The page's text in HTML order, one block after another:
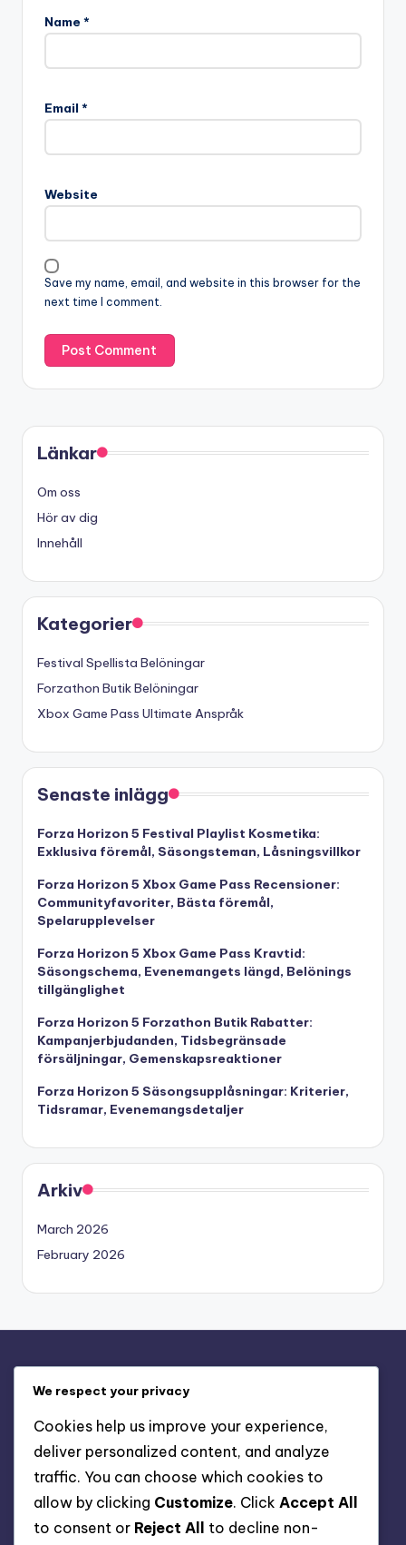
Name *
Email *
Website
Save my name, email, and website in this browser for the
next time I comment.
Länkar
Om oss
Hör av dig
Innehåll
Kategorier
Festival Spellista Belöningar
Forzathon Butik Belöningar
Xbox Game Pass Ultimate Anspråk
Senaste inlägg
Forza Horizon 5 Festival Playlist Kosmetika:
Exklusiva föremål, Säsongsteman, Låsningsvillkor
Forza Horizon 5 Xbox Game Pass Recensioner:
Communityfavoriter, Bästa föremål,
Spelarupplevelser
Forza Horizon 5 Xbox Game Pass Kravtid:
Säsongschema, Evenemangets längd, Belönings
tillgänglighet
Forza Horizon 5 Forzathon Butik Rabatter:
Kampanjerbjudanden, Tidsbegränsade
försäljningar, Gemenskapsreaktioner
Forza Horizon 5 Säsongsupplåsningar: Kriterier,
Tidsramar, Evenemangsdetaljer
Arkiv
March 2026
February 2026
Integritetspolicy
Om oss
Hör av dig
Användarvillkor
We respect your privacy
Cookies help us improve your experience,
deliver personalized content, and analyze
traffic. You can choose which cookies to
allow by clicking Customize. Click Accept All
to consent or Reject All
to decline non-